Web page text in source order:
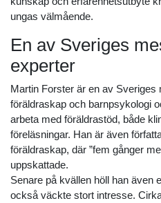
ungas välmående.
En av Sveriges
experter
Martin Forster är en av
föräldraskap och barnpsykologi
arbeta med föräldrastöd, både
föreläsningar. Han är även
föräldraskap, där ”fem gånger
uppskattade.
Senare på kvällen höll han även
också väckte stort intresse.